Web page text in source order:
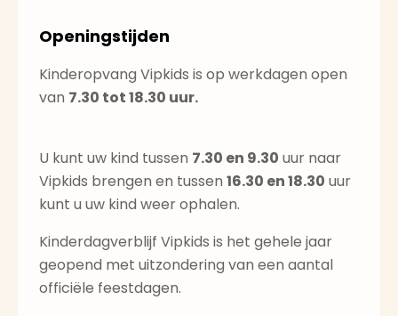
Openingstijden
Kinderopvang Vipkids is op werkdagen open
van 7.30 tot 18.30 uur.
U kunt uw kind tussen 7.30 en 9.30 uur naar
Vipkids brengen en tussen 16.30 en 18.30 uur
kunt u uw kind weer ophalen.
Kinderdagverblijf Vipkids is het gehele jaar
geopend met uitzondering van een aantal
officiële feestdagen.